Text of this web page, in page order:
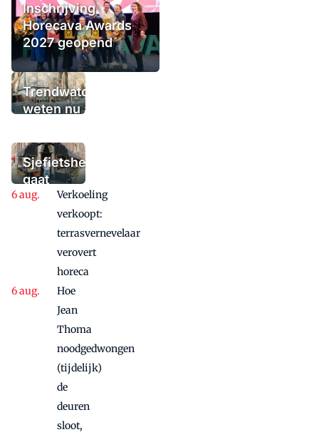
Inschrijving
Horecava Awards
2027 geopend
Trendwatchers
weten nu al wat
moet bieden:
'Iedere dag een
waaaaaanzinnige
aanbieding'
Sjefietshe
gaat
vanwege
succes
maandje
Verkoeling
verkoopt:
terrasvernevelaar
verovert
horeca
Hoe
Jean
Thoma
noodgedwongen
(tijdelijk)
de
deuren
sloot,